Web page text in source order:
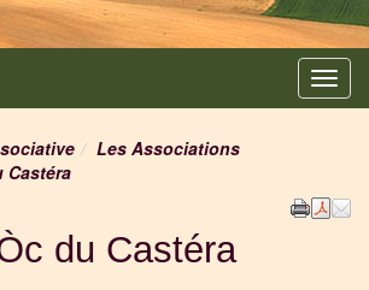
Menu
Les Associations
Castéra
du Castéra